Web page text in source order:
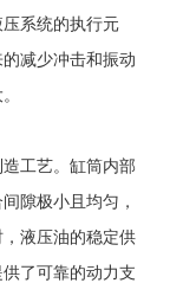
系统的执行元
减少冲击和振动
工艺。缸筒内部
隙极小且均匀，
液压油的稳定供
了可靠的动力支